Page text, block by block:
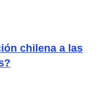
chilena a las